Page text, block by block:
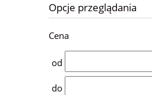
Opcje przeglądania
Cena
od
do